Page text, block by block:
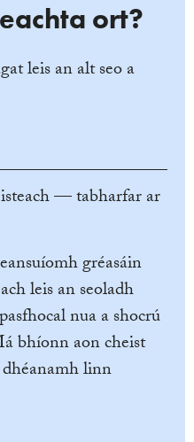
ort?
leis an alt seo a
— tabharfar ar
gréasáin
leis an seoladh
nua a shocrú
bhíonn aon cheist
linn